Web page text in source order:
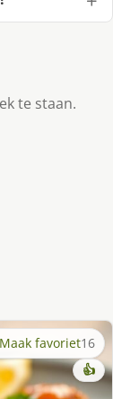
te staan.
Maak favoriet16
👍